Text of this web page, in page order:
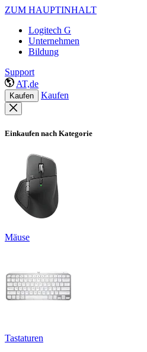
ZUM HAUPTINHALT
Logitech G
Unternehmen
Bildung
Support
AT,de
Kaufen Kaufen
Einkaufen nach Kategorie
Mäuse
Tastaturen